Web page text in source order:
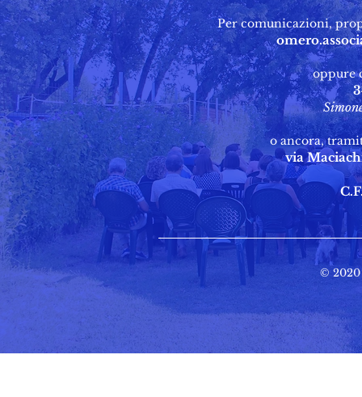
Per comunicazioni,
oppure
o ancora,
via
© 2020